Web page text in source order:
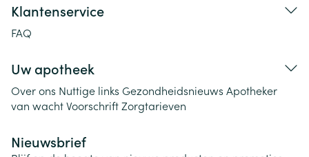
Klantenservice
FAQ
Uw apotheek
Over ons Nuttige links Gezondheidsnieuws Apotheker
van wachtVoorschriftZorgtarieven
Nieuwsbrief